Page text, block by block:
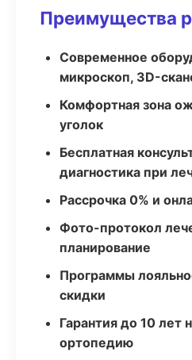
Преимущества
Современное
микроскоп, 3D-
Комфортная зона
уголок
Бесплатная
диагностика при
Рассрочка 0% и
Фото-протокол
планирование
Программы
скидки
Гарантия до 10 лет
ортопедию